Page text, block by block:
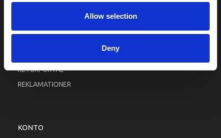
Allow selection
Deny
RETURPORTAL
REKLAMATIONER
KONTO